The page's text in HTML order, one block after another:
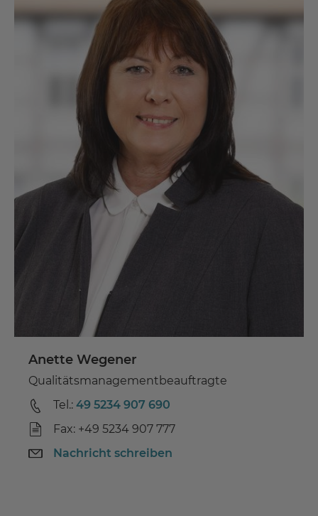
Anette Wegener
Qualitätsmanagementbeauftragte
Tel.: 49 5234 907 690
Fax: +49 5234 907 777
Nachricht schreiben